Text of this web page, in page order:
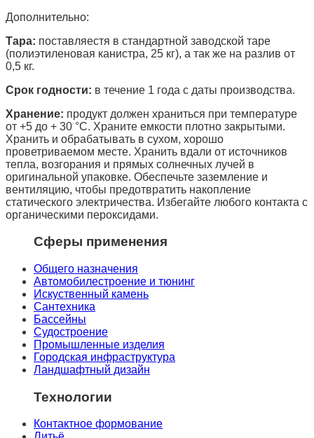
Дополнительно:
Тара: поставляестя в стандартной заводской таре
(полиэтиленовая канистра, 25 кг), а так же на разлив от
0,5 кг.
Срок годности: в течение 1 года с даты производства.
Хранение: продукт должен храниться при температуре
от +5 до + 30 °C. Храните емкости плотно закрытыми.
Хранить и обрабатывать в сухом, хорошо
проветриваемом месте. Хранить вдали от источников
тепла, возгорания и прямых солнечных лучей в
оригинальной упаковке. Обеспечьте заземление и
вентиляцию, чтобы предотвратить накопление
статического электричества. Избегайте любого контакта с
органическими пероксидами.
Сферы применения
Общего назначения
Автомобилестроение и тюнинг
Искуственный камень
Сантехника
Бассейны
Судостроение
Промышленные изделия
Городская инфраструктура
Ландшафтный дизайн
Технологии
Контактное формование